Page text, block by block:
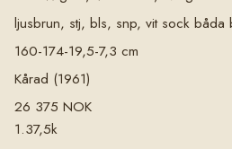
ljusbrun, stj, bls, snp, vit sock båda
160-174-19,5-7,3 cm
Kårad (1961)
26 375 NOK
1.37,5k